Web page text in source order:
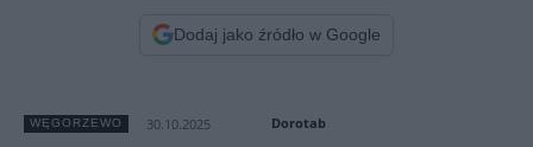
Dodaj jako źródło w Google
WĘGORZEWO 30.10.2025 Dorotab